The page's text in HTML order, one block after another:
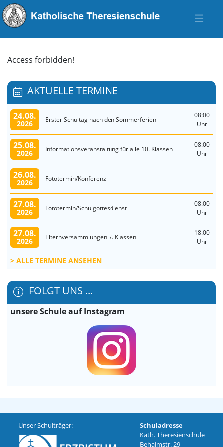
Access forbidden!
AKTUELLE TERMINE
24.08.
2026 Erster Schultag nach den Sommerferien
08:00
Uhr
25.08.
2026 Informationsveranstaltung für alle 10. Klassen
08:00
Uhr
26.08.
2026 Fototermin/Konferenz
27.08.
2026 Fototermin/Schulgottesdienst
08:00
Uhr
27.08.
2026 Elternversammlungen 7. Klassen
18:00
Uhr
ALLE TERMINE ANSEHEN
FOLGT UNS ...
unsere Schule auf Instagram
Unser Schulträger:
Schuladresse
Kath. Theresienschule
Behaimstr. 29